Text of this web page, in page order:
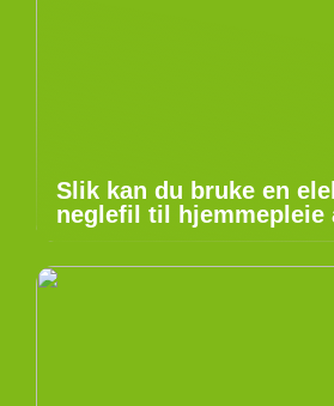
Slik kan du bruke en
neglefil til hjemmepleie